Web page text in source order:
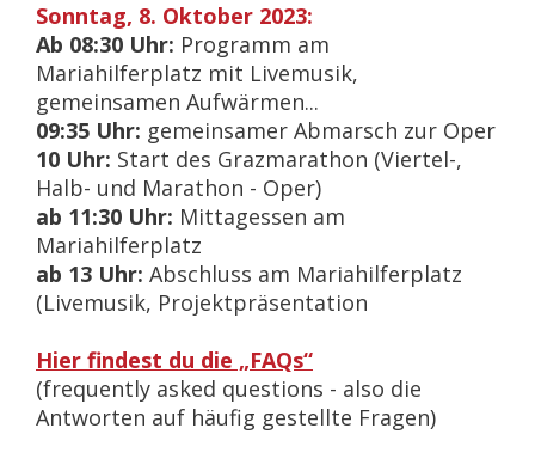
Sonntag, 8. Oktober 2023:
Ab 08:30 Uhr: Programm am
Mariahilferplatz mit Livemusik,
gemeinsamen Aufwärmen...
09:35 Uhr: gemeinsamer Abmarsch zur Oper
10 Uhr: Start des Grazmarathon (Viertel-,
Halb- und Marathon - Oper)
ab 11:30 Uhr: Mittagessen am
Mariahilferplatz
ab 13 Uhr: Abschluss am Mariahilferplatz
(Livemusik, Projektpräsentation
Hier findest du die „FAQs“
(frequently asked questions - also die
Antworten auf häufig gestellte Fragen)